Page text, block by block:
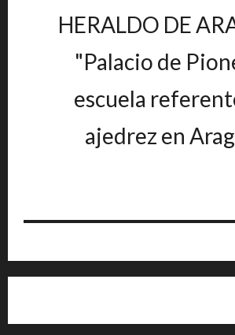
HERALDO DE
"Palacio de
escuela
ajedrez en